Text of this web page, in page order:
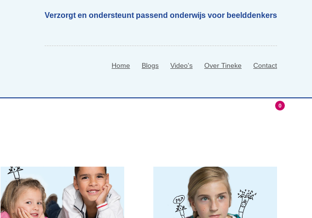
Verzorgt en ondersteunt passend onderwijs voor beelddenkers
Home Blogs Video's Over Tineke Contact
0